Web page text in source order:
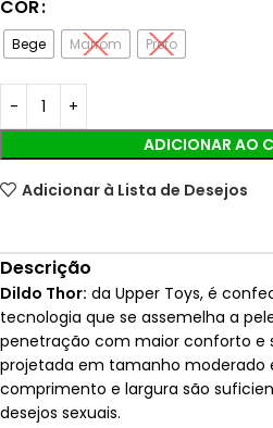
COR
Bege Marrom Preto
ADICIONAR AO
Adicionar à Lista de Desejos
Descrição
Dildo Thor: da Upper Toys, é
tecnologia que se assemelha a
penetração com maior conforto e
projetada em tamanho moderado
comprimento e largura são
desejos sexuais.